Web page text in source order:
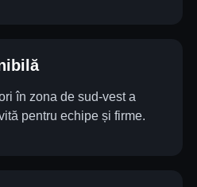
în zona de sud-vest a
pentru echipe și firme.